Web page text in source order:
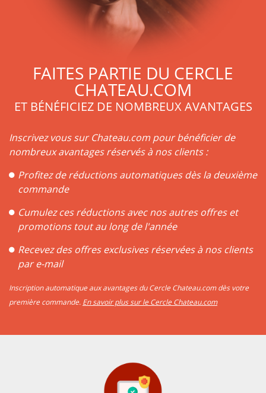
FAITES PARTIE DU CERCLE
CHATEAU.COM
ET BÉNÉFICIEZ DE NOMBREUX AVANTAGES
Inscrivez vous sur Chateau.com pour bénéficier de
nombreux avantages réservés à nos clients :
Profitez de réductions automatiques dès la deuxième
commande
Cumulez ces réductions avec nos autres offres et
promotions tout au long de l'année
Recevez des offres exclusives réservées à nos clients
par e-mail
Inscription automatique aux avantages du Cercle Chateau.com dès votre
première commande. En savoir plus sur le Cercle Chateau.com